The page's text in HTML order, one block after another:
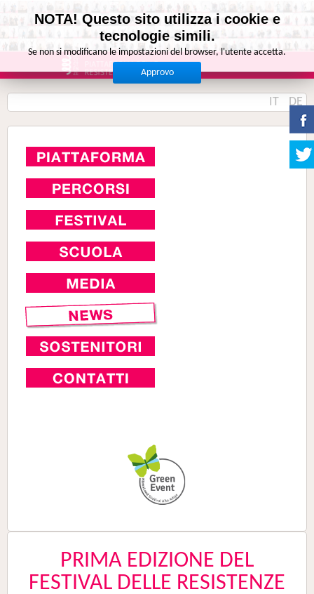
IT DE
NOTA! Questo sito utilizza i cookie e
tecnologie simili.
Se non si modificano le impostazioni del browser, l'utente accetta.
Approvo
PRIMA EDIZIONE DEL
FESTIVAL DELLE RESISTENZE